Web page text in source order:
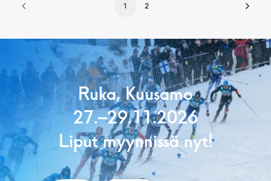
1 2
Ruka, Kuusamo
27.–29.11.2026
Liput myynnissä nyt!